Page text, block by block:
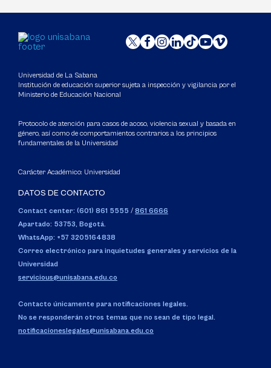
Universidad de La Sabana
Institución de educación superior sujeta a inspección y vigilancia por el
Ministerio de Educación Nacional
Protocolo de atención para casos de acoso, violencia sexual y basada en
género, así como de comportamientos contrarios a los principios
fundamentales de la Universidad
Carácter Académico: Universidad
DATOS DE CONTACTO
Contact center: (601) 861 5555 / 861 6666
Apartado: 53753, Bogotá.
WhatsApp: +57 3205164838
Correo electrónico para inquietudes generales y servicios de la
Universidad
servicious@unisabana.edu.co
Contacto únicamente para notificaciones legales.
No se responderán otros temas que no sean de tipo legal.
notificacioneslegales@unisabana.edu.co